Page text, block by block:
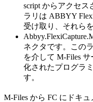
script からアクセ
ラリは ABBYY
受け取り、それら
ネクタです。この
を介して M-Files
化されたプログラ
す。
M-Files から FC にドキ